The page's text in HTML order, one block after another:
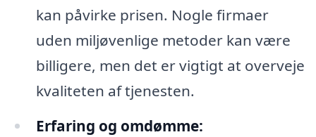
kan påvirke prisen. Nogle firmaer
uden miljøvenlige metoder kan være
billigere, men det er vigtigt at overveje
kvaliteten af tjenesten.
Erfaring og omdømme: